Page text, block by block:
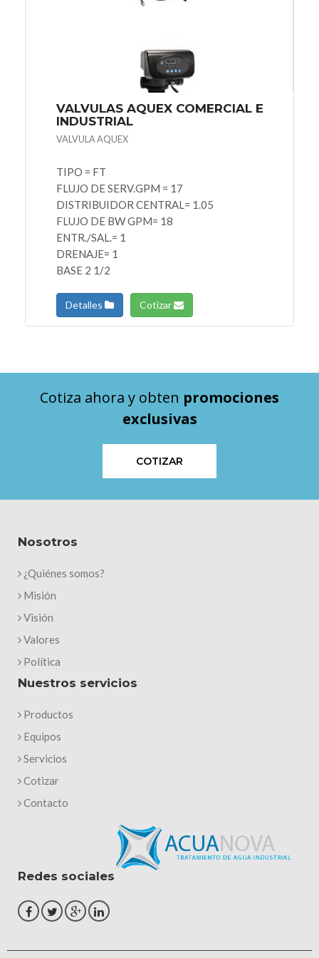
VALVULAS AQUEX COMERCIAL E
INDUSTRIAL
VALVULA AQUEX
TIPO = FT
FLUJO DE SERV.GPM = 17
DISTRIBUIDOR CENTRAL= 1.05
FLUJO DE BW GPM= 18
ENTR./SAL.= 1
DRENAJE= 1
BASE 2 1/2
Detalles Cotizar
Cotiza ahora y obten promociones
exclusivas
COTIZAR
Nosotros
¿Quiénes somos?
Misión
Visión
Valores
Política
Nuestros servicios
Productos
Equipos
Servicios
Cotizar
Contacto
Redes sociales